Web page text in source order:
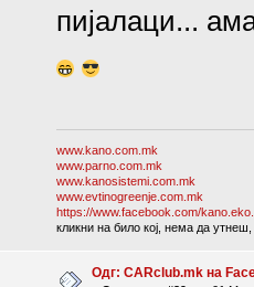
пијалаци...
www.kano.com.mk
www.parno.com.mk
www.kanosistemi.com.mk
www.evtinogreenje.com.mk
https://www.facebook.com/
кликни на било кој, нема да
Одг: CARclub.mk на